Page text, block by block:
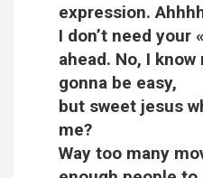
expression.
I don’t need your
ahead. No, I
gonna be easy,
but sweet jesus
me?
Way too many